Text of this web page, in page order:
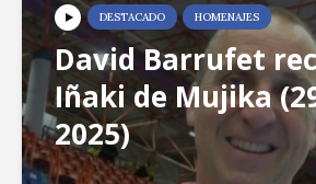
DESTACADO HOMENAJES
David Barrufet
Iñaki de Mujika
2025)